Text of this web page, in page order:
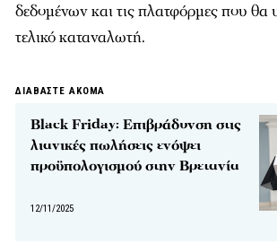
δεδομένων και τις πλατφόρμες που θα
τελικό καταναλωτή.
ΔΙΑΒΑΣΤΕ ΑΚΟΜΑ
Black Friday: Επιβράδυνση στις
λιανικές πωλήσεις ενόψει
προϋπολογισμού στην Βρετανία
12/11/2025